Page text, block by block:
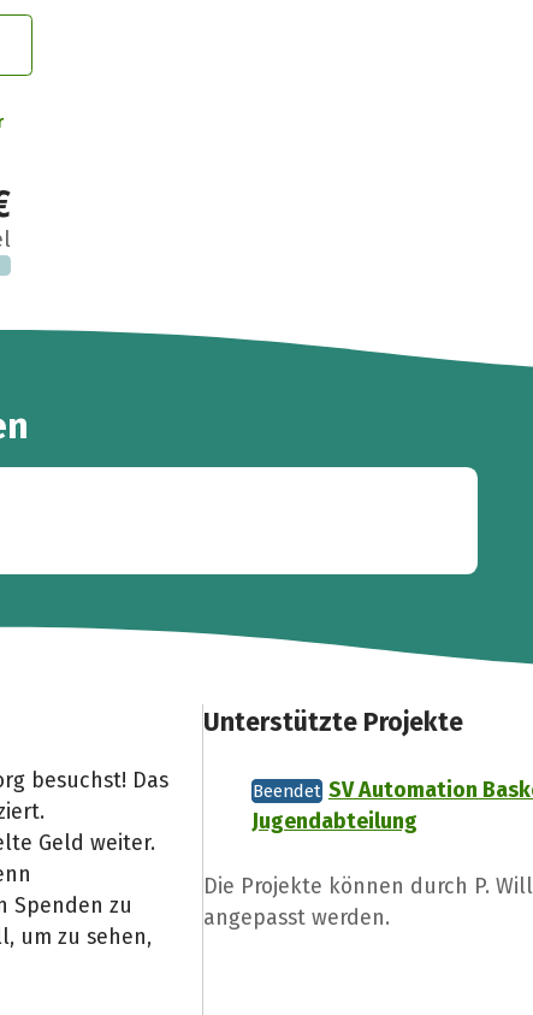
besuchst! Das
Geld weiter.
Spenden zu
um zu sehen,
Unterstützte Projekte
Beendet SV Automation
Jugendabteilung
Die Projekte können durch P.
angepasst werden.